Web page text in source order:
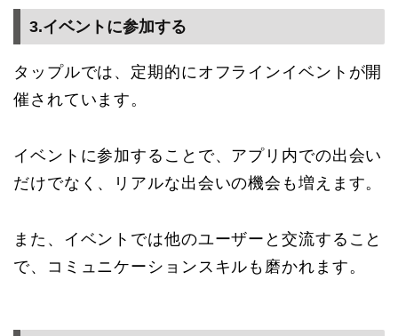
3.イベントに参加する
タップルでは、定期的にオフラインイベントが開
催されています。
イベントに参加することで、アプリ内での出会い
だけでなく、リアルな出会いの機会も増えます。
また、イベントでは他のユーザーと交流すること
で、コミュニケーションスキルも磨かれます。